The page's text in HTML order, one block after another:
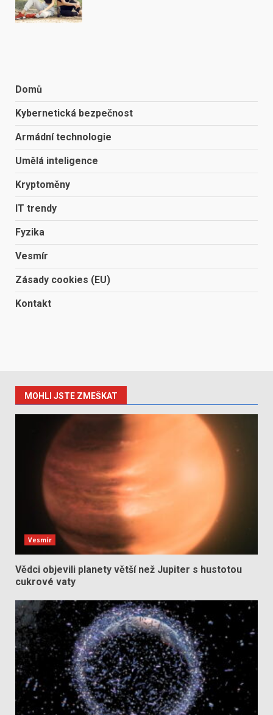
Domů
Kybernetická bezpečnost
Armádní technologie
Umělá inteligence
Kryptoměny
IT trendy
Fyzika
Vesmír
Zásady cookies (EU)
Kontakt
MOHLI JSTE ZMEŠKAT
Vesmír
Vědci objevili planety větší než Jupiter s hustotou
cukrové vaty